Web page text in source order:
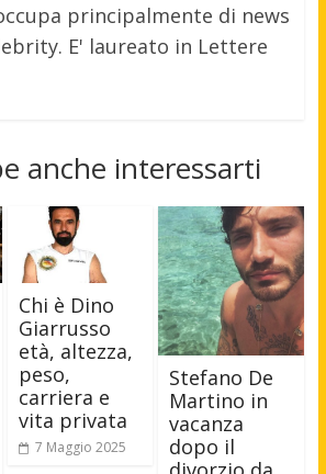
principalmente di news
E' laureato in Lettere
anche interessarti
Chi è Dino
Giarrusso
età, altezza,
peso,
carriera e
vita privata
7 Maggio 2025
Stefano De
Martino in
vacanza
dopo il